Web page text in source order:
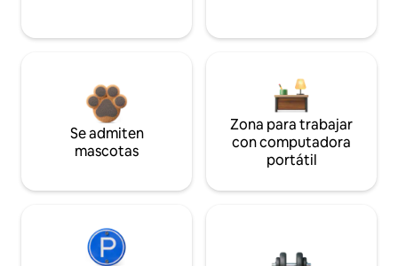
Se admiten
mascotas
Zona para trabajar
con computadora
portátil